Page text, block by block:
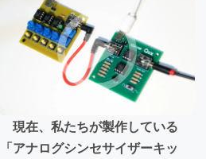
テクノロジー・ガジェット
映像・映画
まちづくり・地域活性化
現在、私たちが製作している
「アナログシンセサイザーキッ